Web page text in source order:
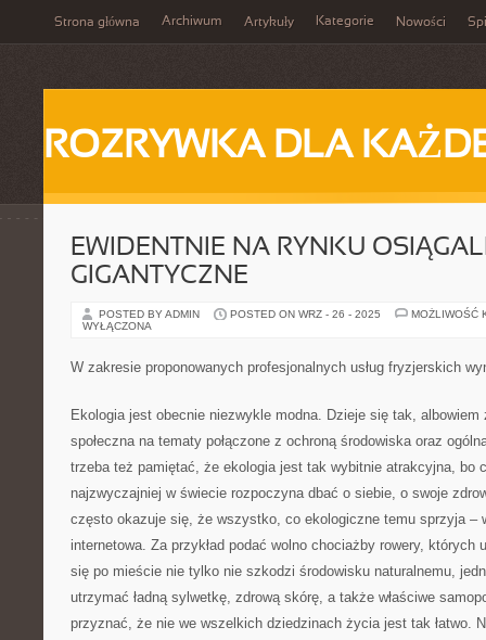
Strona główna Archiwum Artykuły Kategorie Nowości
ROZRYWKA DLA
EWIDENTNIE NA RYNKU
GIGANTYCZNE
POSTED BY ADMIN POSTED ON WRZ - 26 - 2025
MOŻLIWOŚĆ
WYŁĄCZONA
W zakresie proponowanych profesjonalnych usług fryzjerskich
Ekologia jest obecnie niezwykle modna. Dzieje się tak, albowiem
społeczna na tematy połączone z ochroną środowiska oraz
trzeba też pamiętać, że ekologia jest tak wybitnie atrakcyjna, bo
najzwyczajniej w świecie rozpoczyna dbać o siebie, o swoje
często okazuje się, że wszystko, co ekologiczne temu sprzyja –
internetowa. Za przykład podać wolno chociażby rowery, których
się po mieście nie tylko nie szkodzi środowisku naturalnemu,
utrzymać ładną sylwetkę, zdrową skórę, a także właściwe
przyznać, że nie we wszelkich dziedzinach życia jest tak łatwo.